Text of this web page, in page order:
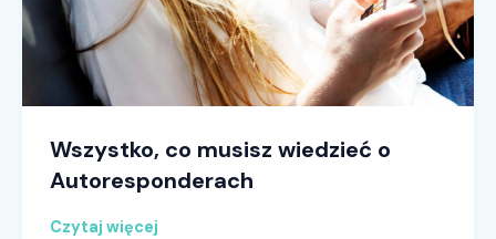
Wszystko, co musisz wiedzieć o
Autoresponderach
Czytaj więcej